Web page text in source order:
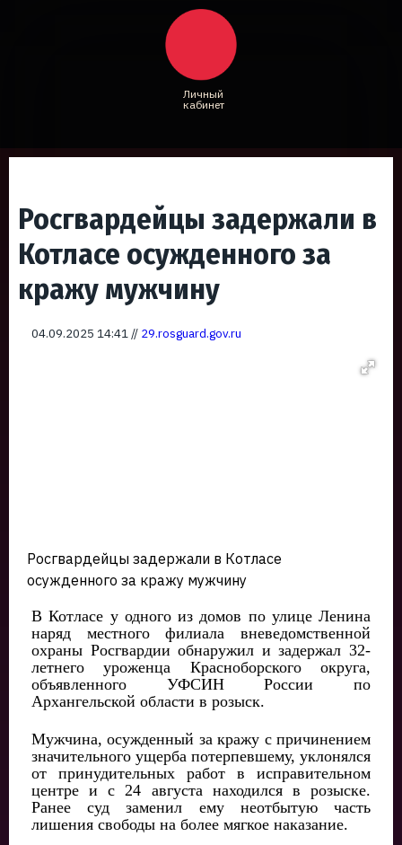
Личный
кабинет
Росгвардейцы задержали в
Котласе осужденного за
кражу мужчину
04.09.2025 14:41 // 29.rosguard.gov.ru
Росгвардейцы задержали в Котласе
осужденного за кражу мужчину
В Котласе у одного из домов по улице Ленина
наряд местного филиала вневедомственной
охраны Росгвардии обнаружил и задержал 32-
летнего уроженца Красноборского округа,
объявленного УФСИН России по
Архангельской области в розыск.
Мужчина, осужденный за кражу с причинением
значительного ущерба потерпевшему, уклонялся
от принудительных работ в исправительном
центре и с 24 августа находился в розыске.
Ранее суд заменил ему неотбытую часть
лишения свободы на более мягкое наказание.